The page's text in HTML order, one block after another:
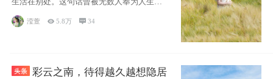
条，并
滢萱 5.8万 34
彩云之南，待得越久越想隐居